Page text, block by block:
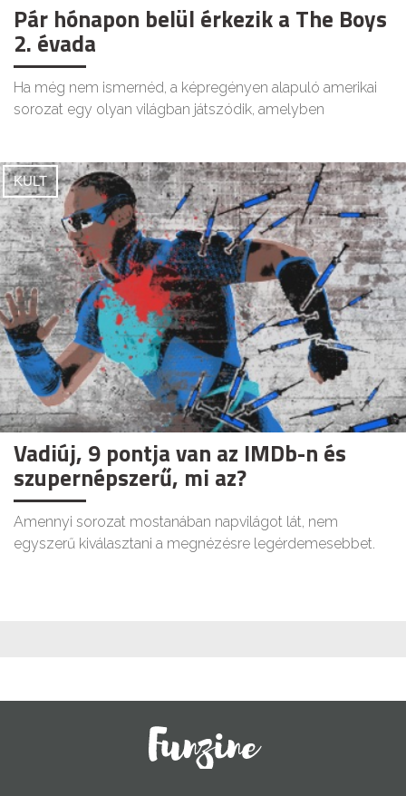
Pár hónapon belül érkezik a The Boys
2. évada
Ha még nem ismernéd, a képregényen alapuló amerikai
sorozat egy olyan világban játszódik, amelyben
KULT
Vadiúj, 9 pontja van az IMDb-n és
szupernépszerű, mi az?
Amennyi sorozat mostanában napvilágot lát, nem
egyszerű kiválasztani a megnézésre legérdemesebbet.